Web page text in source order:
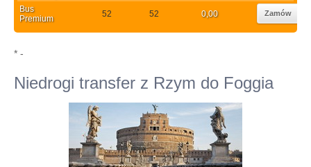
Bus
Premium
52 52 0,00 Zamów
* -
Niedrogi transfer z Rzym do Foggia